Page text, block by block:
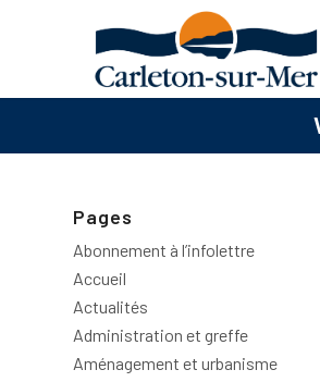
Pages
Abonnement à l’infolettre
Accueil
Actualités
Administration et greffe
Aménagement et urbanisme